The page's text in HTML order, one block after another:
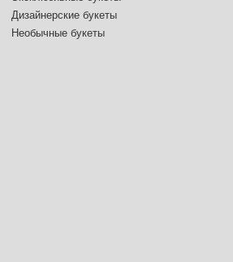
Дизайнерские букеты
Необычные букеты